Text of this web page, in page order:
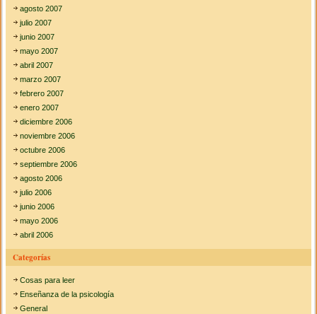
agosto 2007
julio 2007
junio 2007
mayo 2007
abril 2007
marzo 2007
febrero 2007
enero 2007
diciembre 2006
noviembre 2006
octubre 2006
septiembre 2006
agosto 2006
julio 2006
junio 2006
mayo 2006
abril 2006
Categorías
Cosas para leer
Enseñanza de la psicología
General